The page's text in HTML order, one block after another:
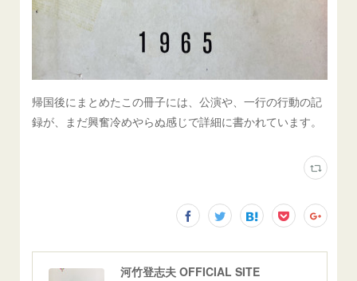
帰国後にまとめたこの冊子には、公演や、一行の行動の記
録が、まだ興奮冷めやらぬ感じで詳細に書かれています。
河竹登志夫 OFFICIAL SITE